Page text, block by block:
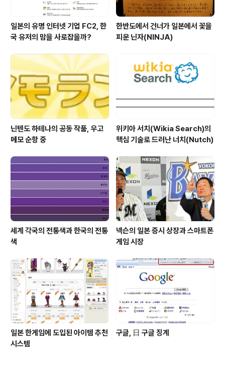
일본의 유명 인터넷 기업 FC2, 한
국 유저의 맘을 사로잡을까?
한반도에서 건너가 일본에서 꽃을
피운 닌자(NINJA)
닌텐도 하테나의 공동 작품, 우고
메모 순항 중
위키아 서치(Wikia Search)의
핵심 기술로 드러난 너치(Nutch)
세계 각국의 전통색과 한국의 전통
색
넥슨의 일본 증시 상장과 스마트폰
게임 시장
일본 한게임에 도입된 아이템 추천
시스템
구글, 日 구글 징계